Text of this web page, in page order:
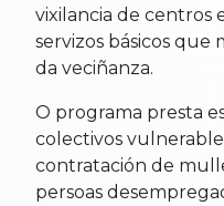
vixilancia de centros
servizos básicos que
da veciñanza.
O programa presta
colectivos
contratación de
persoas